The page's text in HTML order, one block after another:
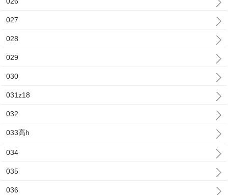
027
028
029
030
031z18
032
033高h
034
035
036